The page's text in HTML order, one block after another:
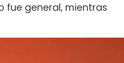
fue general, mientras